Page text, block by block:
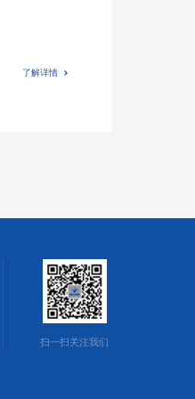
了解详情
扫一扫关注我们